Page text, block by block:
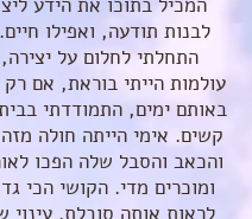
לבנות תודעה, ואפילו
התחלתי לחלום על
עולמות הייתי בוראת, אם
באותם ימים, התמודדתי
קשים. אימי הייתה חולה
והכאב והסבל שלה הפכו
ומוכרים מדי. הקושי הכי